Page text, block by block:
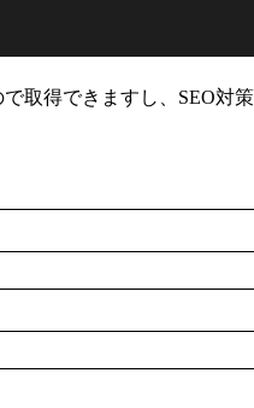
取得できますし、SEO対